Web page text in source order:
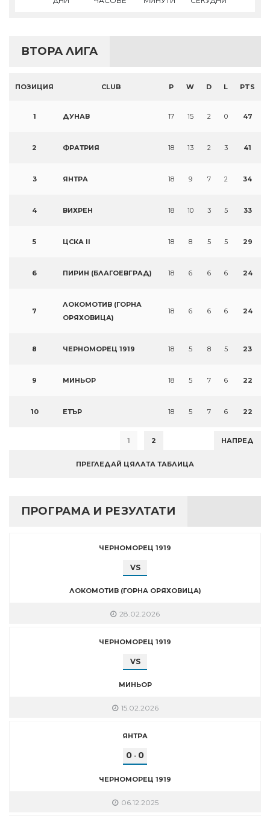
ВТОРА ЛИГА
ПОЗИЦИЯ CLUB P W D L PTS
1 ДУНАВ 17 15 2 0 47
2 ФРАТРИЯ 18 13 2 3 41
3 ЯНТРА 18 9 7 2 34
4 ВИХРЕН 18 10 3 5 33
5 ЦСКА II 18 8 5 5 29
6 ПИРИН (БЛАГОЕВГРАД) 18 6 6 6 24
7
ЛОКОМОТИВ (ГОРНА
ОРЯХОВИЦА)
18 6 6 6 24
8 ЧЕРНОМОРЕЦ 1919 18 5 8 5 23
9 МИНЬОР 18 5 7 6 22
10 ЕТЪР 18 5 7 6 22
1 2 НАПРЕД
ПРЕГЛЕДАЙ ЦЯЛАТА ТАБЛИЦА
ПРОГРАМА И РЕЗУЛТАТИ
ЧЕРНОМОРЕЦ 1919
VS
ЛОКОМОТИВ (ГОРНА ОРЯХОВИЦА)
28.02.2026
ЧЕРНОМОРЕЦ 1919
VS
МИНЬОР
15.02.2026
ЯНТРА
0 - 0
ЧЕРНОМОРЕЦ 1919
06.12.2025